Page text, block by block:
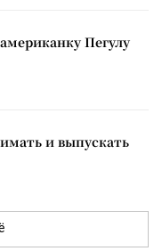
Пегулу
и выпускать